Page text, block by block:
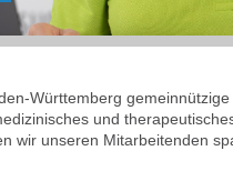
Württemberg
und
wir unseren Mitarbeitenden